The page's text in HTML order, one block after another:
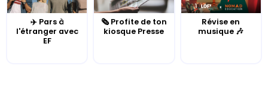
✈️ Pars à
l'étranger avec
EF
🗞️ Profite de ton
kiosque Presse
Révise en
musique 🎶